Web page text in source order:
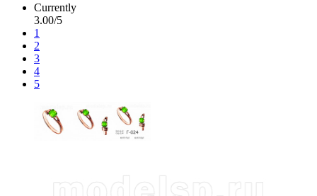
Currently
3.00/5
1
2
3
4
5